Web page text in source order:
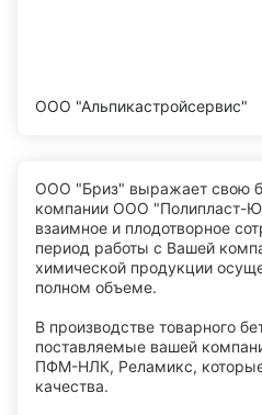
ООО "Альпикастройсервис"
ООО "Бриз" выражает свою
компании ООО "Полипласт-
взаимное и плодотворное
период работы с Вашей
химической продукции
полном объеме.
В производстве товарного
поставляемые вашей
ПФМ-НЛК, Реламикс,
качества.